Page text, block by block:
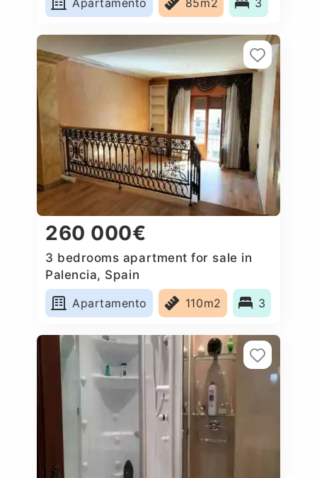
260 000€
3 bedrooms apartment for sale in
Palencia, Spain
Apartamento
110m2 3